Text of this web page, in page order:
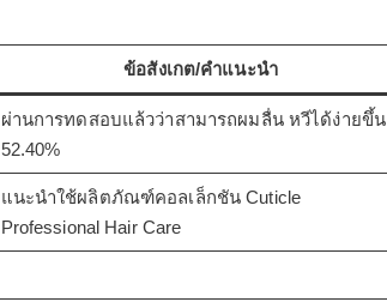
ข้อสังเกต/คำแนะนำ
ผ่านการทดสอบแล้วว่าสามารถผมลื่น หวีได้ง่ายขึ้น
52.40%
แนะนำใช้ผลิตภัณฑ์คอลเล็กชัน Cuticle
Professional Hair Care